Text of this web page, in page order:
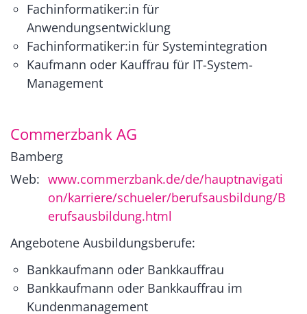
Fachinformatiker:in für
Anwendungsentwicklung
Fachinformatiker:in für Systemintegration
Kaufmann oder Kauffrau für IT-System-
Management
Commerzbank AG
Bamberg
Web: www.commerzbank.de/de/hauptnavigati
on/karriere/schueler/berufsausbildung/B
erufsausbildung.html
Angebotene Ausbildungsberufe:
Bankkaufmann oder Bankkauffrau
Bankkaufmann oder Bankkauffrau im
Kundenmanagement